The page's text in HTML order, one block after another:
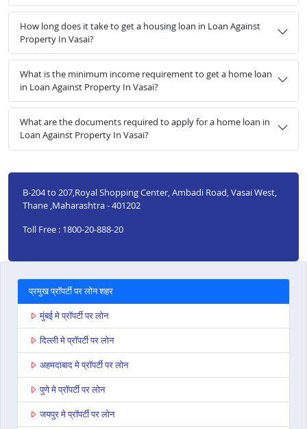
How long does it take to get a housing loan in Loan Against
Property In Vasai?
What is the minimum income requirement to get a home loan
in Loan Against Property In Vasai?
What are the documents required to apply for a home loan in
Loan Against Property In Vasai?
B-204 to 207,Royal Shopping Center, Ambadi Road, Vasai West,
Thane ,Maharashtra - 401202
Toll Free : 1800-20-888-20
प्रमुख प्रॉपर्टी पर लोन शहर
मुंबई मे प्रॉपर्टी पर लोन
दिल्ली मे प्रॉपर्टी पर लोन
अहमदाबाद मे प्रॉपर्टी पर लोन
पुणे मे प्रॉपर्टी पर लोन
जयपुर मे प्रॉपर्टी पर लोन